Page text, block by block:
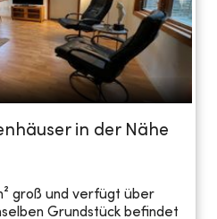
in der Nähe
groß und verfügt über
Grundstück befindet